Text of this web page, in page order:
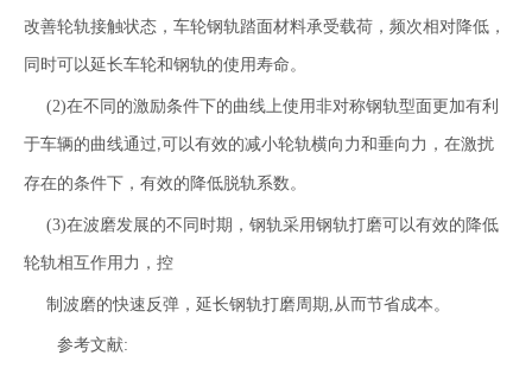
改善轮轨接触状态，车轮钢轨踏面材料承受载荷，频次相对降低，
同时可以延长车轮和钢轨的使用寿命。
(2)在不同的激励条件下的曲线上使用非对称钢轨型面更加有利
于车辆的曲线通过,可以有效的减小轮轨横向力和垂向力，在激扰
存在的条件下，有效的降低脱轨系数。
(3)在波磨发展的不同时期，钢轨采用钢轨打磨可以有效的降低
轮轨相互作用力，控
制波磨的快速反弹，延长钢轨打磨周期,从而节省成本。
参考文献: